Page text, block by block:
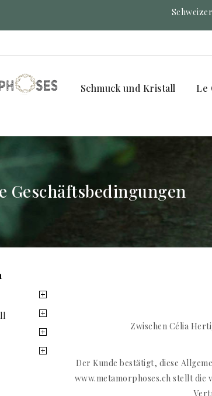
Schmuck und Kristall Le
Geschäftsbedingungen
Zwischen Célia
Der Kunde bestätigt, diese
www.metamorphoses.ch stellt die